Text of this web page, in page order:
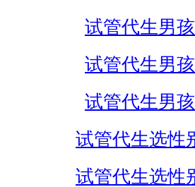
试管代生男
试管代生男
试管代生男
试管代生选性
试管代生选性